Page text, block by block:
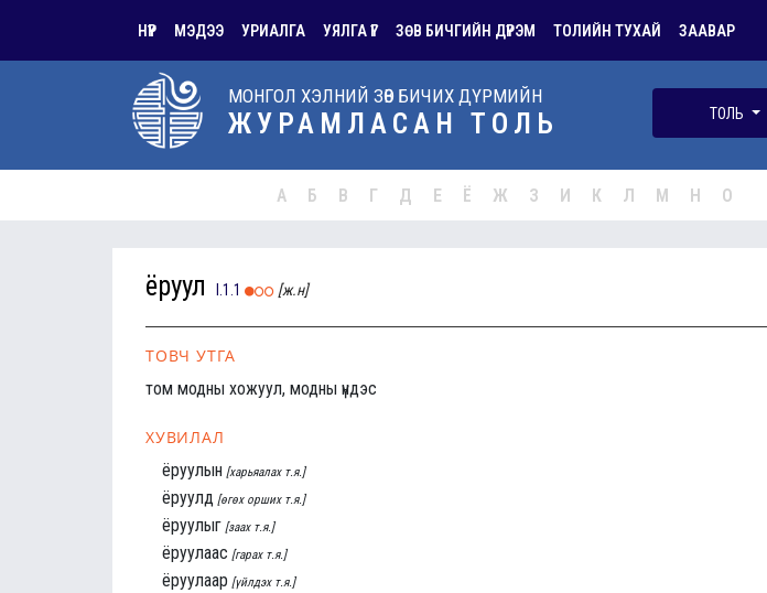
НҮҮР МЭДЭЭ УРИАЛГА УЯЛГА ҮГ ЗӨВ БИЧГИЙН ДҮРЭМ ТОЛИЙН ТУХАЙ ЗААВАР
МОНГОЛ ХЭЛНИЙ ЗӨВ БИЧИХ ДҮРМИЙН
ЖУРАМЛАСАН ТОЛЬ ТОЛЬ
А Б В Г Д Е Ё Ж З И К Л М Н О
ёруул I.1.1 [ж.н]
ТОВЧ УТГА
том модны хожуул, модны үндэс
ХУВИЛАЛ
ёруулын [харьяалах т.я.]
ёруулд [өгөх орших т.я.]
ёруулыг [заах т.я.]
ёруулаас [гарах т.я.]
ёруулаар [үйлдэх т.я.]